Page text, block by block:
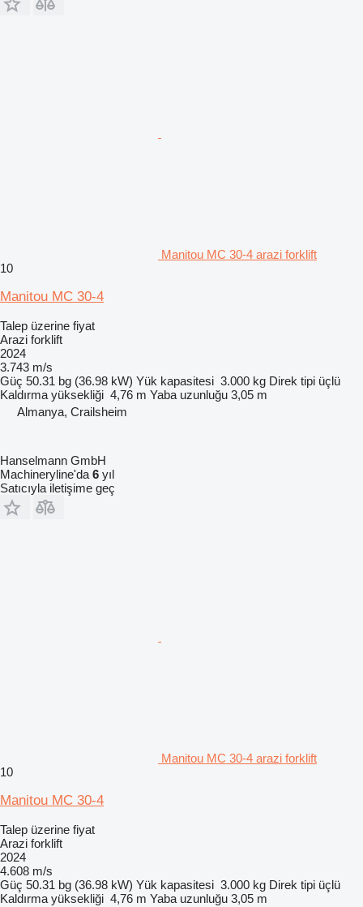
Manitou MC 30-4 arazi forklift
10
Manitou MC 30-4
Talep üzerine fiyat
Arazi forklift
2024
3.743 m/s
Güç 50.31 bg (36.98 kW) Yük kapasitesi 3.000 kg Direk tipi üçlü
Kaldırma yüksekliği 4,76 m Yaba uzunluğu 3,05 m
Almanya, Crailsheim
Hanselmann GmbH
Machineryline'da 6 yıl
Satıcıyla iletişime geç
Manitou MC 30-4 arazi forklift
10
Manitou MC 30-4
Talep üzerine fiyat
Arazi forklift
2024
4.608 m/s
Güç 50.31 bg (36.98 kW) Yük kapasitesi 3.000 kg Direk tipi üçlü
Kaldırma yüksekliği 4,76 m Yaba uzunluğu 3,05 m